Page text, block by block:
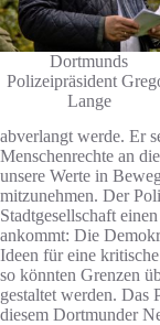
Dortmunds
Polizeipräsident
Lange
abverlangt werde. Er
Menschenrechte an
unsere Werte in
mitzunehmen. Der
Stadtgesellschaft
ankommt: Die
Ideen für eine
so könnten Grenzen
gestaltet werden. Das
diesem Dortmunder